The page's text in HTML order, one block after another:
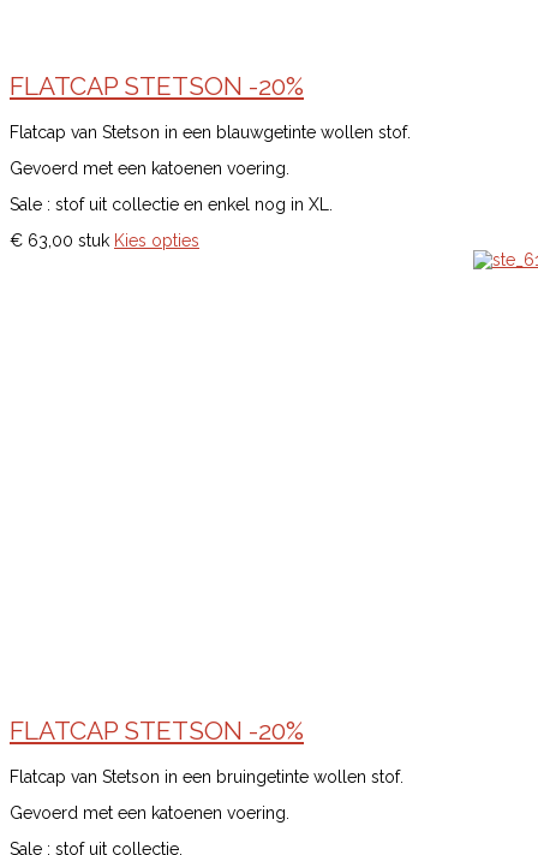
FLATCAP STETSON -20%
Flatcap van Stetson in een blauwgetinte wollen stof.
Gevoerd met een katoenen voering.
Sale : stof uit collectie en enkel nog in XL.
€ 63,00 stuk Kies opties
FLATCAP STETSON -20%
Flatcap van Stetson in een bruingetinte wollen stof.
Gevoerd met een katoenen voering.
Sale : stof uit collectie.